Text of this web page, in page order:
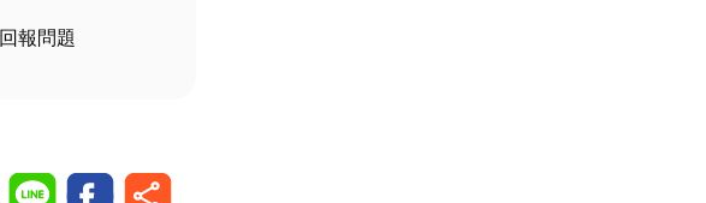
回報問題